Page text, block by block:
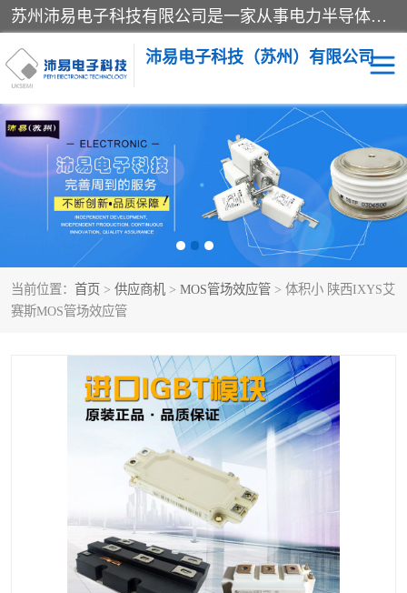
苏州沛易电子科技有限公司是一家从事电力半导体器件和电子元器件的专业代理及分销商，产品包括：IGBT模块、IPM模块、PIM模块、二极管、三极管、可控硅、整流桥、IGBT单管、IGBT电路驱动板、GTR达林顿模块、快恢复二极管、肖特基二极管、熔断器、IC集成电路、快速熔断器等。
沛易电子科技（苏州）有限公司
当前位置： 首页 > 供应商机 > MOS管场效应管 > 体积小 陕西IXYS艾
赛斯MOS管场效应管
西门康 英飞凌
快恢复二极管 英飞凌IGBT模块
英飞凌可控硅模块 IXYS艾赛斯可控硅
SEMIKRON西门康IGBT SEMIKRON西门康可控硅
器
MOS管场效应管 晶闸管